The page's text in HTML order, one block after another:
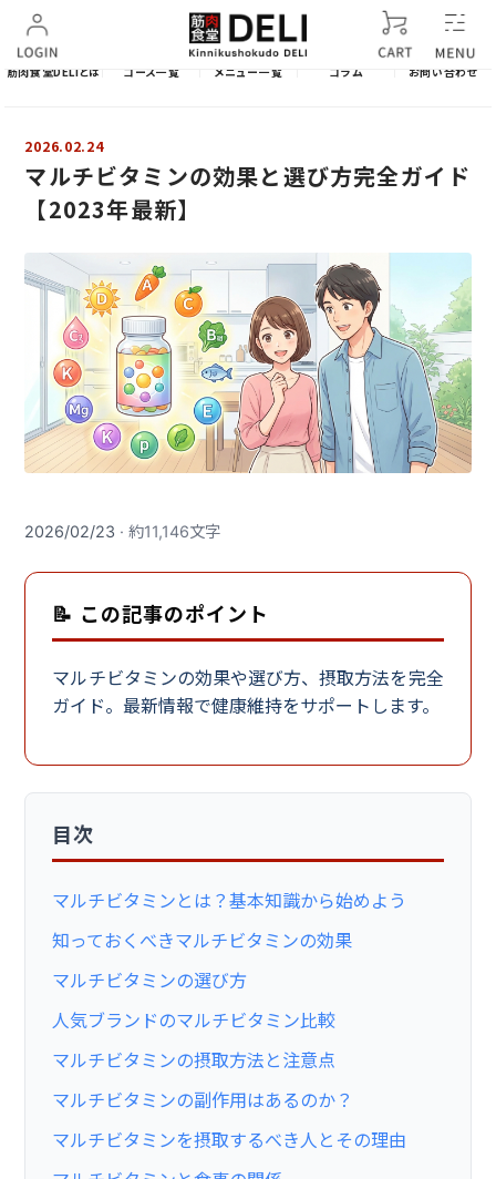
筋肉食堂DELIとは コース一覧 メニュー一覧 コラム お問い合わせ
2026.02.24
マルチビタミンの効果と選び方完全ガイド
【2023年最新】
2026/02/23 · 約11,146文字
📝 この記事のポイント
マルチビタミンの効果や選び方、摂取方法を完全
ガイド。最新情報で健康維持をサポートします。
目次
マルチビタミンとは？基本知識から始めよう
知っておくべきマルチビタミンの効果
マルチビタミンの選び方
人気ブランドのマルチビタミン比較
マルチビタミンの摂取方法と注意点
マルチビタミンの副作用はあるのか？
マルチビタミンを摂取するべき人とその理由